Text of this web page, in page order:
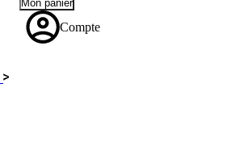
Mon panier
Compte